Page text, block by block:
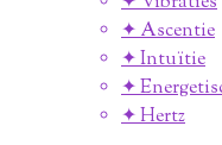
✦ Ascentie
✦ Intuïtie
✦
✦ Hertz